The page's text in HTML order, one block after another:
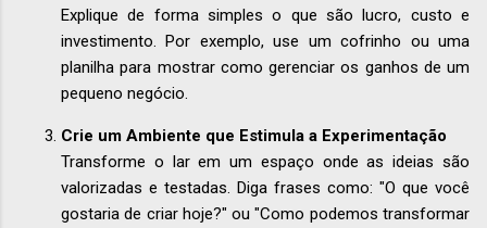
Explique de forma simples o que são lucro, custo e
investimento. Por exemplo, use um cofrinho ou uma
planilha para mostrar como gerenciar os ganhos de um
pequeno negócio.
Crie um Ambiente que Estimula a Experimentação
Transforme o lar em um espaço onde as ideias são
valorizadas e testadas. Diga frases como: "O que você
gostaria de criar hoje?" ou "Como podemos transformar